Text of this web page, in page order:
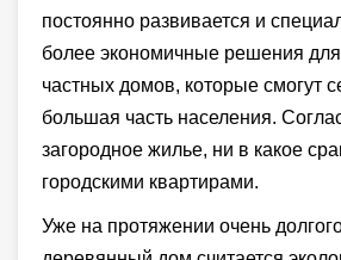
постоянно развивается и
более экономичные решения для
частных домов, которые смогут
большая часть населения.
загородное жилье, ни в какое
городскими квартирами.
Уже на протяжении очень